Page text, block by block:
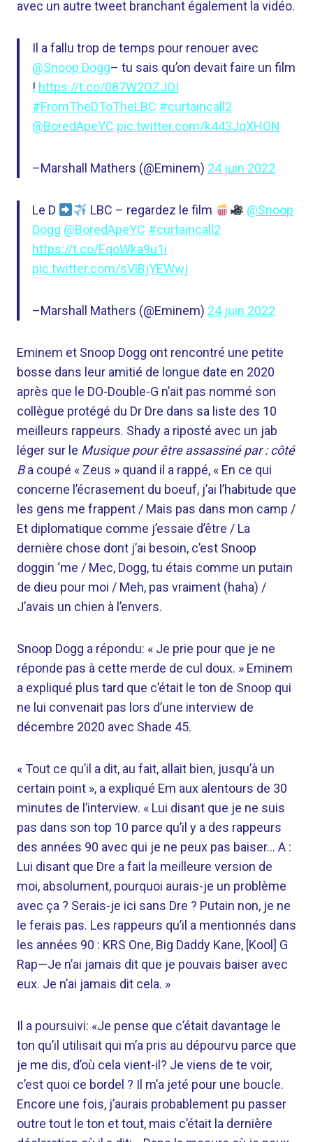
avec un autre tweet branchant également la vidéo.
Il a fallu trop de temps pour renouer avec
@Snoop Dogg– tu sais qu’on devait faire un film
! https://t.co/087W2OZJOI
#FromTheDToTheLBC #curtaincall2
@BoredApeYC pic.twitter.com/k443JqXHON
–Marshall Mathers (@Eminem) 24 juin 2022
Le D LBC – regardez le film
@Snoop
Dogg @BoredApeYC #curtaincall2
https://t.co/EqoWka9u1i
pic.twitter.com/sVlBjYEWwj
–Marshall Mathers (@Eminem) 24 juin 2022
Eminem et Snoop Dogg ont rencontré une petite
bosse dans leur amitié de longue date en 2020
après que le DO-Double-G n’ait pas nommé son
collègue protégé du Dr Dre dans sa liste des 10
meilleurs rappeurs. Shady a riposté avec un jab
léger sur le Musique pour être assassiné par : côté
Ba coupé « Zeus » quand il a rappé, « En ce qui
concerne l’écrasement du boeuf, j’ai l’habitude que
les gens me frappent / Mais pas dans mon camp /
Et diplomatique comme j’essaie d’être / La
dernière chose dont j’ai besoin, c’est Snoop
doggin ‘me / Mec, Dogg, tu étais comme un putain
de dieu pour moi / Meh, pas vraiment (haha) /
J’avais un chien à l’envers.
Snoop Dogg a répondu: « Je prie pour que je ne
réponde pas à cette merde de cul doux. » Eminem
a expliqué plus tard que c’était le ton de Snoop qui
ne lui convenait pas lors d’une interview de
décembre 2020 avec Shade 45.
« Tout ce qu’il a dit, au fait, allait bien, jusqu’à un
certain point », a expliqué Em aux alentours de 30
minutes de l’interview. « Lui disant que je ne suis
pas dans son top 10 parce qu’il y a des rappeurs
des années 90 avec qui je ne peux pas baiser… A :
Lui disant que Dre a fait la meilleure version de
moi, absolument, pourquoi aurais-je un problème
avec ça ? Serais-je ici sans Dre ? Putain non, je ne
le ferais pas. Les rappeurs qu’il a mentionnés dans
les années 90 : KRS One, Big Daddy Kane, [Kool] G
Rap—Je n’ai jamais dit que je pouvais baiser avec
eux. Je n’ai jamais dit cela. »
Il a poursuivi: «Je pense que c’était davantage le
ton qu’il utilisait qui m’a pris au dépourvu parce que
je me dis, d’où cela vient-il? Je viens de te voir,
c’est quoi ce bordel ? Il m’a jeté pour une boucle.
Encore une fois, j’aurais probablement pu passer
outre tout le ton et tout, mais c’était la dernière